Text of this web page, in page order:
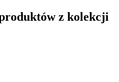
z kolekcji